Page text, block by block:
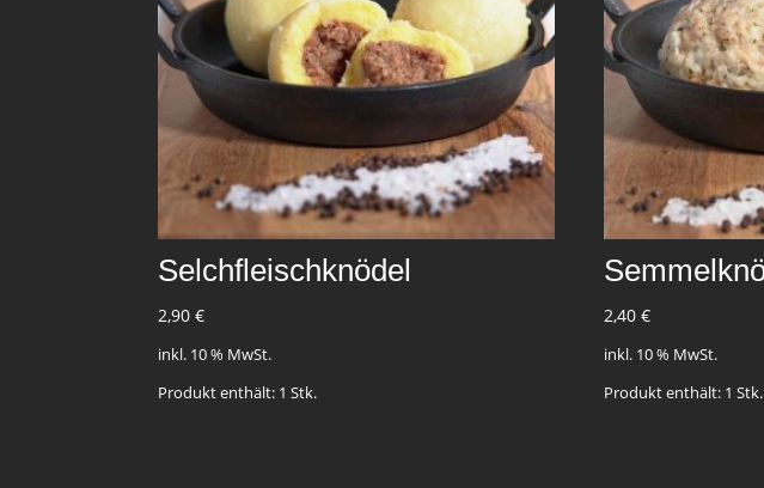
Selchfleischknödel
2,90 €
inkl. 10 % MwSt.
Produkt enthält: 1 Stk.
2,40€
inkl. 10 % MwSt.
Produkt enthält: 1Stk.